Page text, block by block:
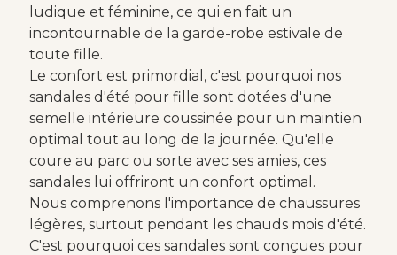
ludique et féminine, ce qui en fait un
incontournable de la garde-robe estivale de
toute fille.
Le confort est primordial, c'est pourquoi nos
sandales d'été pour fille sont dotées d'une
semelle intérieure coussinée pour un maintien
optimal tout au long de la journée. Qu'elle
coure au parc ou sorte avec ses amies, ces
sandales lui offriront un confort optimal.
Nous comprenons l'importance de chaussures
légères, surtout pendant les chauds mois d'été.
C'est pourquoi ces sandales sont conçues pour